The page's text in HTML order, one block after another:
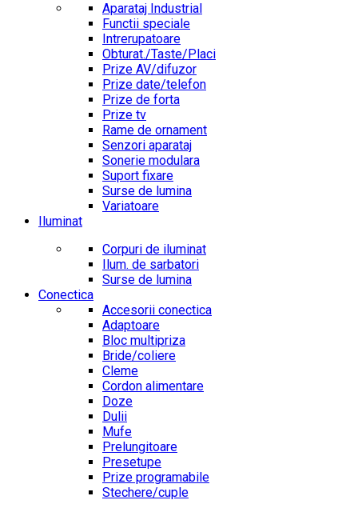
Aparataj Industrial
Functii speciale
Intrerupatoare
Obturat./Taste/Placi
Prize AV/difuzor
Prize date/telefon
Prize de forta
Prize tv
Rame de ornament
Senzori aparataj
Sonerie modulara
Suport fixare
Surse de lumina
Variatoare
Iluminat
Corpuri de iluminat
Ilum. de sarbatori
Surse de lumina
Conectica
Accesorii conectica
Adaptoare
Bloc multipriza
Bride/coliere
Cleme
Cordon alimentare
Doze
Dulii
Mufe
Prelungitoare
Presetupe
Prize programabile
Stechere/cuple